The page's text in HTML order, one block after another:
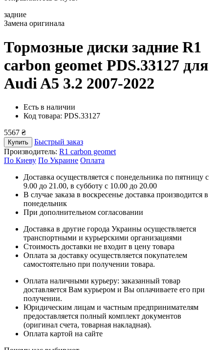
задние
Замена оригинала
Тормозные диски задние R1
carbon geomet PDS.33127 для
Audi A5 3.2 2007-2022
Есть в наличии
Код товара: PDS.33127
5567 ₴
Купить
Быстрый заказ
Производитель: R1 carbon geomet
По Киеву По Украине Оплата
Доставка осуществляется с понедельника по пятницу с
9.00 до 21.00, в субботу с 10.00 до 20.00
В случае заказа в воскресенье доставка производится в
понедельник
При дополнительном согласовании
Доставка в другие города Украины осуществляется
транспортными и курьерскими организациями
Стоимость доставки не входит в цену товара
Оплата за доставку осуществляется покупателем
самостоятельно при получении товара.
Оплата наличными курьеру: заказанный товар
доставляется Вам курьером и Вы оплачиваете его при
получении.
Юридическим лицам и частным предпринимателям
предоставляется полный комплект документов
(оригинал счета, товарная накладная).
Оплата картой на сайте